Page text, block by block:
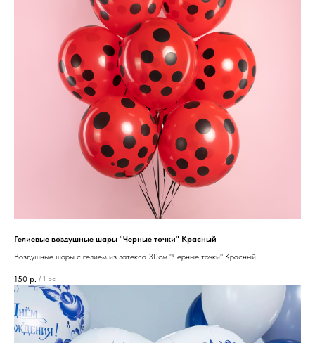
Гелиевые воздушные шары "Черные точки" Красный
Воздушные шары с гелием из латекса 30см "Черные точки" Красный
150 р. / 1 pc